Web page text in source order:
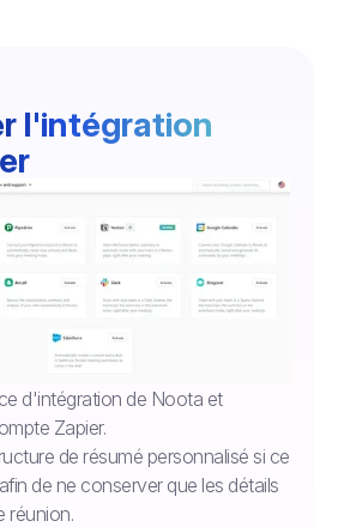
l'intégration
d'intégration de Noota et
Zapier.
de résumé personnalisé si ce
de ne conserver que les détails
réunion.